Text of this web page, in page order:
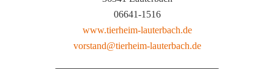
06641-1516
www.tierheim-lauterbach.de
vorstand@tierheim-lauterbach.de